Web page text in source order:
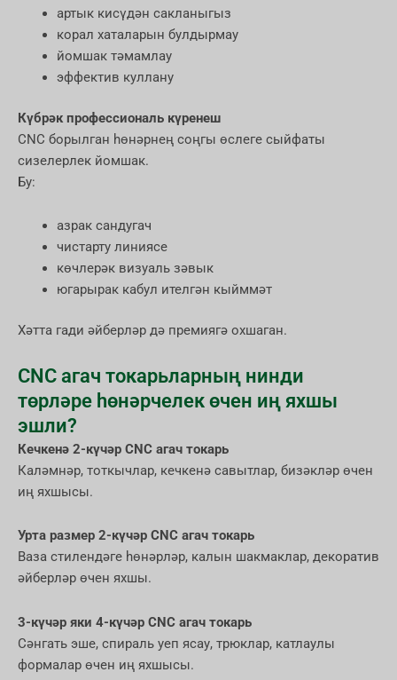
артык кисүдән сакланыгыз
корал хаталарын булдырмау
йомшак тәмамлау
эффектив куллану
Күбрәк профессиональ күренеш
CNC борылган һөнәрнең соңгы өслеге сыйфаты
сизелерлек йомшак.
Бу:
азрак сандугач
чистарту линиясе
көчлерәк визуаль зәвык
югарырак кабул ителгән кыйммәт
Хәтта гади әйберләр дә премиягә охшаган.
CNC агач токарьларның нинди
төрләре һөнәрчелек өчен иң яхшы
эшли?
Кечкенә 2-күчәр CNC агач токарь
Каләмнәр, тоткычлар, кечкенә савытлар, бизәкләр өчен
иң яхшысы.
Урта размер 2-күчәр CNC агач токарь
Ваза стилендәге һөнәрләр, калын шакмаклар, декоратив
әйберләр өчен яхшы.
3-күчәр яки 4-күчәр CNC агач токарь
Сәнгать эше, спираль уеп ясау, трюклар, катлаулы
формалар өчен иң яхшысы.